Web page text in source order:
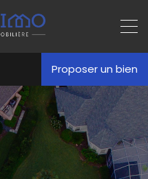
Proposer un bien